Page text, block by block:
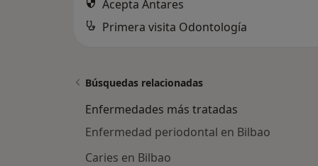
Acepta Antares
Primera visita Odontología
Búsquedas relacionadas
Enfermedades más tratadas
Enfermedad periodontal en Bilbao
Caries en Bilbao